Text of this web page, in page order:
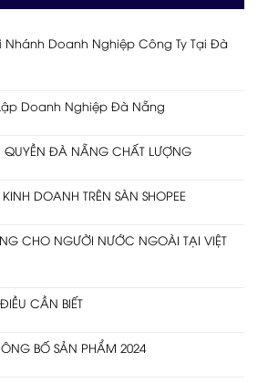
Nhánh Doanh Nghiệp Công Ty Tại Đà
Doanh Nghiệp Đà Nẵng
ĐÀ NẴNG CHẤT LƯỢNG
DOANH TRÊN SÀN SHOPEE
CHO NGƯỜI NƯỚC NGOÀI TẠI VIỆT
CẦN BIẾT
BỐ SẢN PHẨM 2024